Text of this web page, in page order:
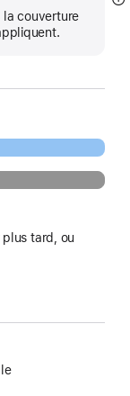
la couverture
tard, ou